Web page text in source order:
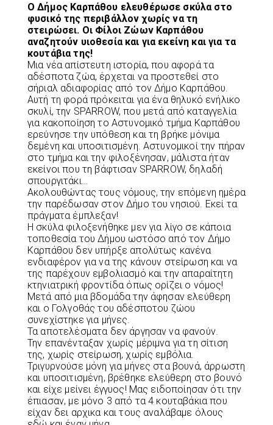
Ο Δήμος Καρπάθου ελευθέρωσε σκύλα στο
φυσικό της περιβάλλον χωρίς να τη
στειρώσει. Οι Φίλοι Ζώων Καρπάθου
αναζητούν υιοθεσία και για εκείνη και για τα
κουτάβια της!
Μια νέα απίστευτη ιστορία, που αφορά τα
αδέσποτα ζώα, έρχεται να προστεθεί στο
σήριαλ αδιαφορίας από τον Δήμο Καρπάθου.
Αυτή τη φορά πρόκειται για ένα θηλυκό ενήλικο
σκυλί, την SPARROW, που μετά από καταγγελία
για κακοποίηση το Αστυνομικό τμήμα Καρπάθου
ερεύνησε την υπόθεση και τη βρήκε μόνιμα
δεμένη και υποσιτισμένη. Αστυνομικοί την πήραν
στο τμήμα και την φιλοξένησαν, μάλιστα ήταν
εκείνοι που τη βάφτισαν SPARROW, δηλαδή
σπουργιτάκι…
Ακολουθώντας τους νόμους, την επόμενη ημέρα
την παρέδωσαν στον Δήμο του νησιού. Εκεί τα
πράγματα έμπλεξαν!
Η σκύλα φιλοξενήθηκε μεν για λίγο σε κάποια
τοποθεσία του Δήμου ωστόσο από τον Δήμο
Καρπάθου δεν υπήρξε απολύτως κανένα
ενδιαφέρον για να της κάνουν στείρωση και να
της παρέχουν εμβολιασμό και την απαραίτητη
κτηνιατρική φροντίδα όπως ορίζει ο νόμος!
Μετά από μια βδομάδα την άφησαν ελεύθερη
και ο Γολγοθάς του αδέσποτου ζώου
συνεχίστηκε για μήνες.
Τα αποτελέσματα δεν άργησαν να φανούν.
Την επανένταξαν χωρίς μέριμνα για τη σίτιση
της, χωρίς στείρωση, χωρίς εμβόλια.
Τριγυρνούσε μόνη για μήνες στα βουνά, άρρωστη
και υποσιτισμένη, βρέθηκε ελεύθερη στο βουνό
και είχε μείνει έγγυος! Μας ειδοποίησαν ότι την
έπιασαν, με μόνο 3 από τα 4 κουταβάκια που
είχαν δει αρχικα και τους αναλάβαμε όλους